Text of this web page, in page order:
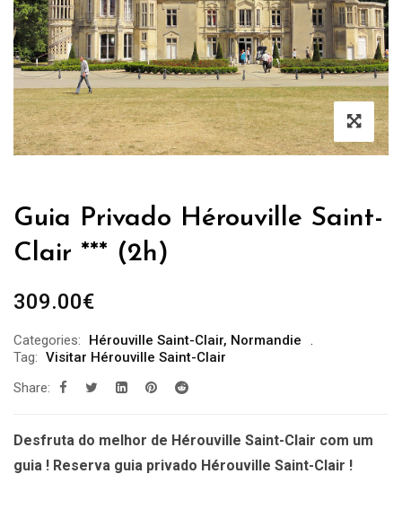
Guia Privado Hérouville Saint-
Clair *** (2h)
309.00€
Categories: Hérouville Saint-Clair, Normandie
Tag: Visitar Hérouville Saint-Clair
Share:
Desfruta do melhor de Hérouville Saint-Clair com um
guia ! Reserva guia privado Hérouville Saint-Clair !